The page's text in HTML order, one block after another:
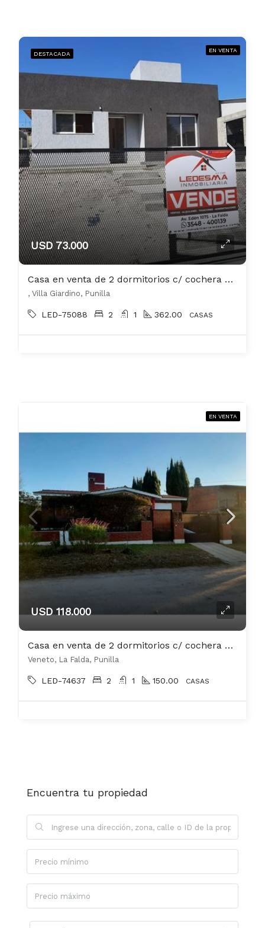
DESTACADA
EN VENTA
USD 73.000
Casa en venta de 2 dormitorios c/ cochera en Villa Giardino
, Villa Giardino, Punilla
LED-75088 2 1 362.00 CASAS
EN VENTA
USD 118.000
Casa en venta de 2 dormitorios c/ cochera en La Falda
Veneto, La Falda, Punilla
LED-74637 2 1 150.00 CASAS
Encuentra tu propiedad